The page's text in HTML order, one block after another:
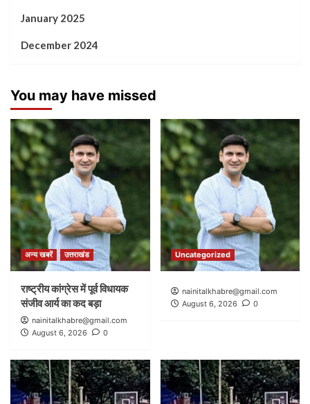
January 2025
December 2024
You may have missed
अन्य खबरें उत्तराखंड
राष्ट्रीय कांग्रेस में पूर्व विधायक
संजीव आर्य का कद बड़ा
nainitalkhabre@gmail.com
August 6, 2026
0
Uncategorized
nainitalkhabre@gmail.com
August 6, 2026
0